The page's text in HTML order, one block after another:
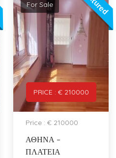
PRICE : € 210000
For Sale
Price : € 210000
ΑΘΗΝΑ –
ΠΛΑΤΕΙΑ